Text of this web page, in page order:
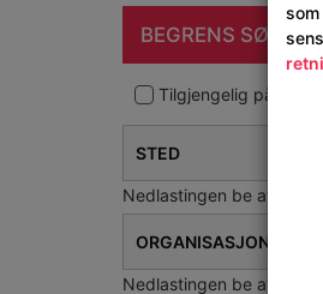
BEGRENS SØKET
checkbox_filter
Tilgjengelig på nettet
STED
Nedlastingen be avbrutt
ORGANISASJON
Nedlastingen be avbrutt